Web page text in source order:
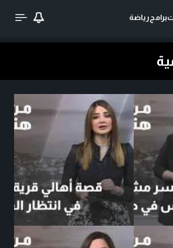
برامج رياضة